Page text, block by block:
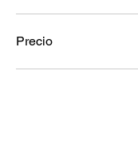
Precio